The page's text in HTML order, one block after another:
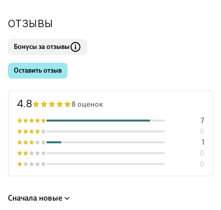
ОТЗЫВЫ
Бонусы за отзывы
Оставить отзыв
4.8 8 оценок
0
0
1
0
7
Сначала новые